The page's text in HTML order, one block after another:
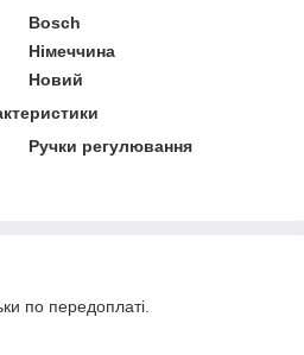
Bosch
Німеччина
Новий
Ручки регулювання
по передоплаті.